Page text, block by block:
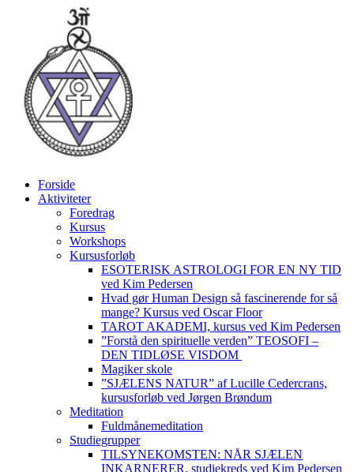
Forside
Aktiviteter
Foredrag
Kursus
Workshops
Kursusforløb
ESOTERISK ASTROLOGI FOR EN NY TID
ved Kim Pedersen
Hvad gør Human Design så fascinerende for så
mange? Kursus ved Oscar Floor
TAROT AKADEMI, kursus ved Kim Pedersen
”Forstå den spirituelle verden” TEOSOFI –
DEN TIDLØSE VISDOM
Magiker skole
”SJÆLENS NATUR” af Lucille Cedercrans,
kursusforløb ved Jørgen Brøndum
Meditation
Fuldmånemeditation
Studiegrupper
TILSYNEKOMSTEN: NÅR SJÆLEN
INKARNERER, studiekreds ved Kim Pedersen